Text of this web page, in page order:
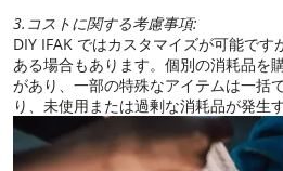
3.コストに関する考慮事項:
DIY IFAK ではカスタマイズが可能で
ある場合もあります。個別の消耗品を
があり、一部の特殊なアイテムは一括
り、未使用または過剰な消耗品が発生